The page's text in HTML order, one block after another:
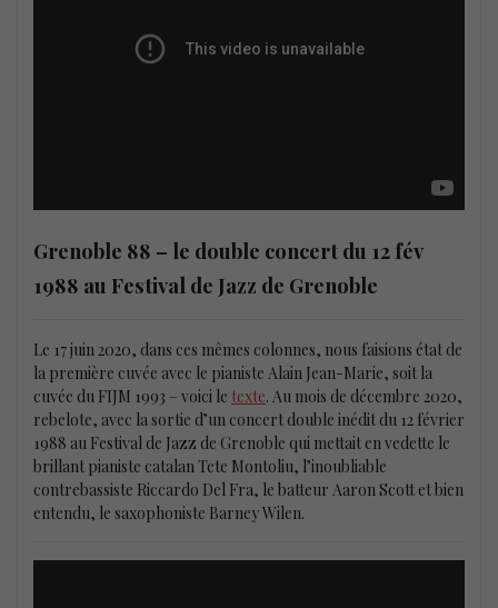
Grenoble 88 – le double concert du 12 fév
1988 au Festival de Jazz de Grenoble
Le 17 juin 2020, dans ces mêmes colonnes, nous faisions état de
la première cuvée avec le pianiste Alain Jean-Marie, soit la
cuvée du FIJM 1993 – voici le texte. Au mois de décembre 2020,
rebelote, avec la sortie d’un concert double inédit du 12 février
1988 au Festival de Jazz de Grenoble qui mettait en vedette le
brillant pianiste catalan Tete Montoliu, l’inoubliable
contrebassiste Riccardo Del Fra, le batteur Aaron Scott et bien
entendu, le saxophoniste Barney Wilen.